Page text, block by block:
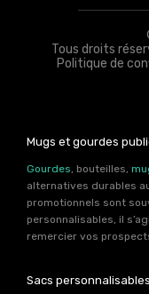
Tous droits
Politique de
Mugs et gourdes
Gourdes , bouteilles,
alternatives durables
promotionnels sont
personnalisables, il
remercier vos
Sacs personnalisables